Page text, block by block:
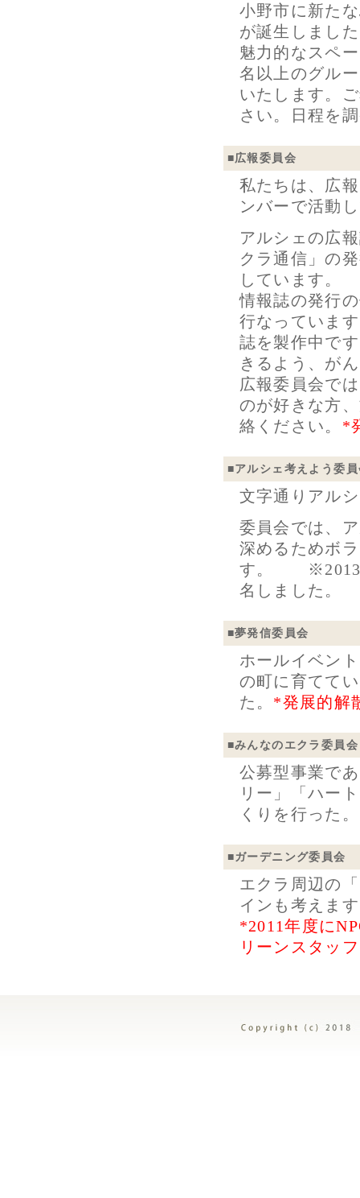
小野市に新た
が誕生しまし
魅力的なスペ
名以上のグル
いたします。
さい。日程を
■広報委員会
私たちは、広
ンバーで活動
アルシェの広
クラ通信」の
しています。
情報誌の発行
行なっていま
誌を製作中で
きるよう、が
広報委員会で
のが好きな方
絡ください。 *
■アルシェ考えよう委
文字通りアル
委員会では、
深めるためボ
す。 ※2013年
名しました。
■夢発信委員会
ホールイベン
の町に育てて
た。 *発展的解
■みんなのエクラ委員会
公募型事業で
リー」「ハー
くりを行った。
■ガーデニング委員会
エクラ周辺の
インも考えま
*2011年度に
リーンスタッ